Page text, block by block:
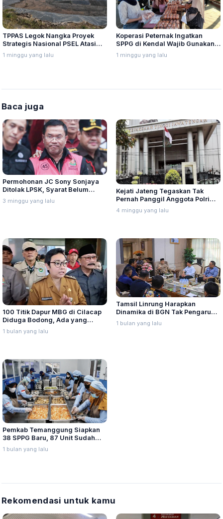
TPPAS Legok Nangka Proyek
Strategis Nasional PSEL Atasi
Sampah di Bandung Raya
1 minggu yang lalu
Koperasi Peternak Ingatkan
SPPG di Kendal Wajib Gunakan
Telur Lokal, Sesuai Kesepakatan
Jawa Tengah
1 minggu yang lalu
Baca juga
Permohonan JC Sony Sonjaya
Ditolak LPSK, Syarat Belum
Terpenuhi
3 minggu yang lalu
Kejati Jateng Tegaskan Tak
Pernah Panggil Anggota Polri
soal SPPG
4 minggu yang lalu
100 Titik Dapur MBG di Cilacap
Diduga Bodong, Ada yang
Berada di Area Hutan dan
Pemakaman
1 bulan yang lalu
Tamsil Linrung Harapkan
Dinamika di BGN Tak Pengaruhi
Pelaksanaan Program MBG di
Daerah
1 bulan yang lalu
Pemkab Temanggung Siapkan
38 SPPG Baru, 87 Unit Sudah
Beroperasi
1 bulan yang lalu
Rekomendasi untuk kamu